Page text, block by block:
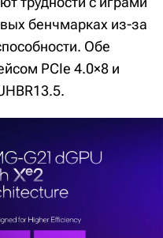
бенчмарках из-за
Обе
PCIe 4.0×8 и